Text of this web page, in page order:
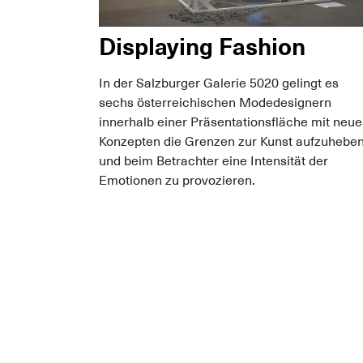
Displaying Fashion
In der Salzburger Galerie 5020 gelingt es
sechs österreichischen Modedesignern
innerhalb einer Präsentationsfläche mit
Konzepten die Grenzen zur Kunst
und beim Betrachter eine Intensität der
Emotionen zu provozieren.